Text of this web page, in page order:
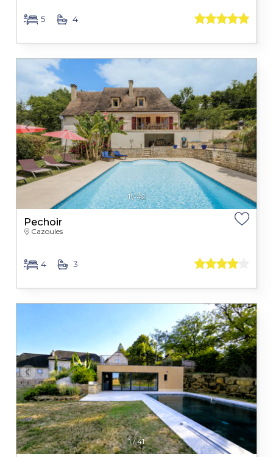
5 4
1/42
Pechoir
Cazoules
4 3
1/41